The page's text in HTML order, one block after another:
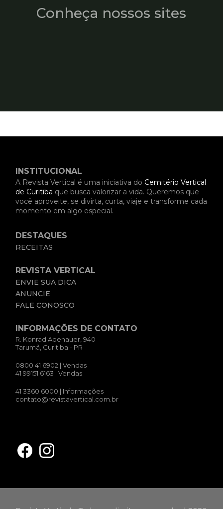
Conheça nossos sites
INSTITUCIONAL
A Revista Vertical é uma iniciativa do Cemitério Vertical
de Curitiba que busca valorizar a vida. Queremos que
você aproveite, se divirta, curta, viaje e transforme cada
momento em algo especial.
DESTAQUES
RECEITAS
REVISTA VERTICAL
ENVIE SUA DICA
ANUNCIE
FALE CONOSCO
INFORMAÇÕES DE CONTATO
R. Konrad Adenauer, 940
Tarumã, Curitiba - PR
0800 41 6902 | Vendas
41 99151 6163 | Vendas
41 3360 6000 | Informações
contato@revistavertical.com.br